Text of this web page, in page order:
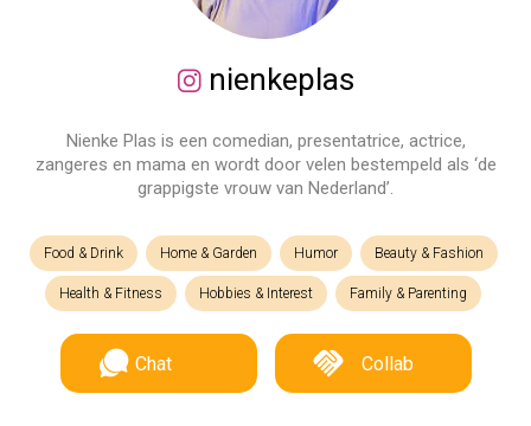
nienkeplas
Nienke Plas is een comedian, presentatrice, actrice,
zangeres en mama en wordt door velen bestempeld als ‘de
grappigste vrouw van Nederland’.
Food & Drink Home & Garden Humor Beauty & Fashion
Health & Fitness Hobbies & Interest Family & Parenting
Chat Collab